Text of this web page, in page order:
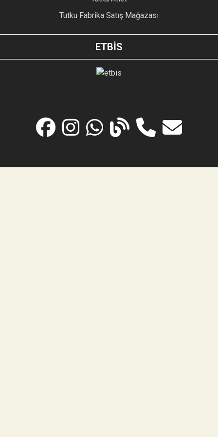
Tutku Fabrika Satış Mağazası
ETBİS